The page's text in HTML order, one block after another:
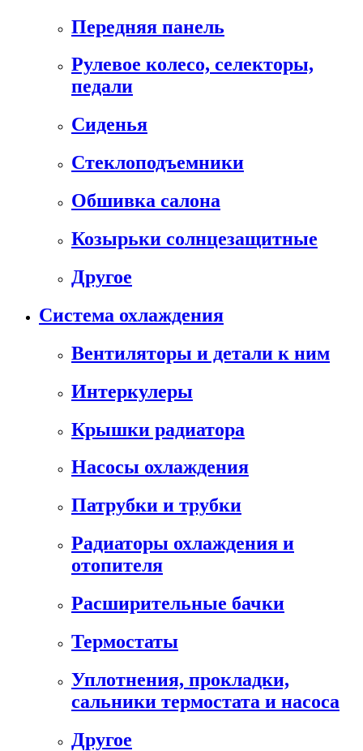
Передняя панель
Рулевое колесо, селекторы,
педали
Сиденья
Стеклоподъемники
Обшивка салона
Козырьки солнцезащитные
Другое
Система охлаждения
Вентиляторы и детали к ним
Интеркулеры
Крышки радиатора
Насосы охлаждения
Патрубки и трубки
Радиаторы охлаждения и
отопителя
Расширительные бачки
Термостаты
Уплотнения, прокладки,
сальники термостата и насоса
Другое